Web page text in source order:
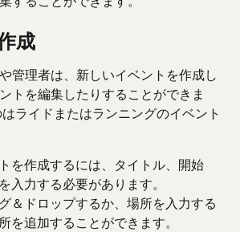
成
管理者は、新しいイベントを作成し
トを編集したりすることができま
ライドまたはランニングのイベント
を作成するには、タイトル、開始
入力する必要があります。
＆ドロップするか、場所を入力する
を追加することができます。